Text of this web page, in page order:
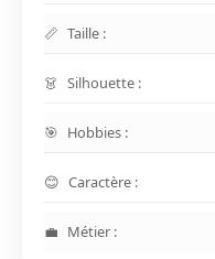
Taille :
Silhouette :
Hobbies :
Caractère :
Métier :